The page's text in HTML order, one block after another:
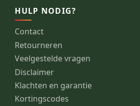
HULP NODIG?
Contact
Retourneren
Veelgestelde vragen
Disclaimer
Klachten en garantie
Kortingscodes